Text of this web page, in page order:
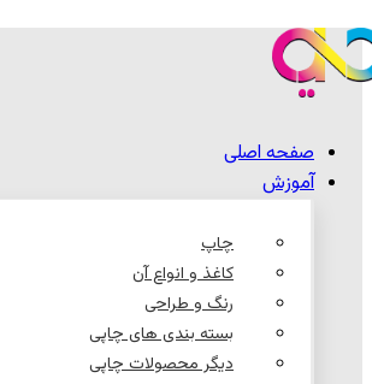
صفحه اصلی
آموزش
چاپ
کاغذ و انواع آن
رنگ و طراحی
بسته بندی های چاپی
دیگر محصولات چاپی